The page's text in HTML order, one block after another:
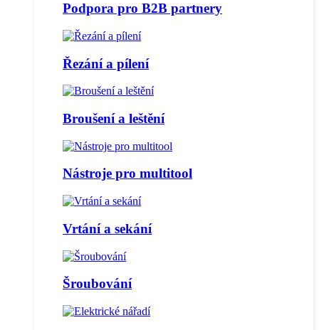
Podpora pro B2B partnery
Řezání a pílení
Broušení a leštění
Nástroje pro multitool
Vrtání a sekání
Šroubování